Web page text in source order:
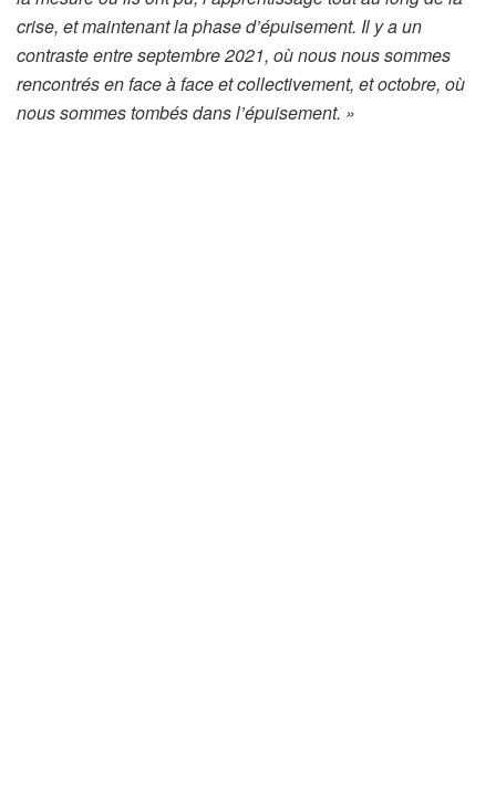
crise, et maintenant la phase d’épuisement. Il y a un
contraste entre septembre 2021, où nous nous sommes
rencontrés en face à face et collectivement, et octobre, où
nous sommes tombés dans l’épuisement. »